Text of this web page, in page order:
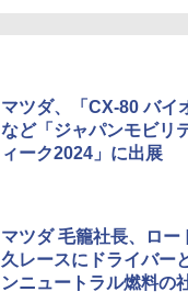
マツダ、「CX-80 バイ
など「ジャパンモビリ
ィーク2024」に出展
マツダ 毛籠社長、ロー
久レースにドライバー
ンニュートラル燃料の